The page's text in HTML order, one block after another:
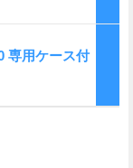
専用ケース付